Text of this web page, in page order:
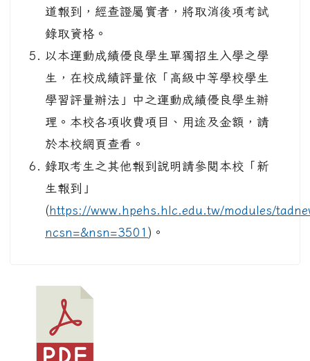
道報到，經查證屬實者，將取消後項考試
錄取資格。
以本運動成績優良學生單獨招生入學之學
生，在校成績評量依「高級中等學校學生
學習評量辦法」中之運動成績優良學生辦
理。本校各項收費項目、用途及金額，請
於本校網頁查看。
錄取考生之其他報到說明請參閱本校「新
生報到」
(https://www.hpehs.hlc.edu.tw/modules/
ncsn=&nsn=3501 )。